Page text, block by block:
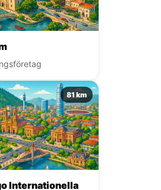
81 km
Internationella